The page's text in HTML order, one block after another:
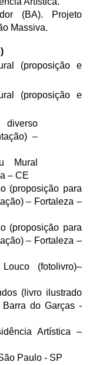
(BA). Projeto
Massiva.
(proposição e
(proposição e
–
Mural
– CE
(proposição para
– Fortaleza –
(proposição para
– Fortaleza –
(fotolivro)–
(livro ilustrado
do Garças -
Artística –
Paulo - SP